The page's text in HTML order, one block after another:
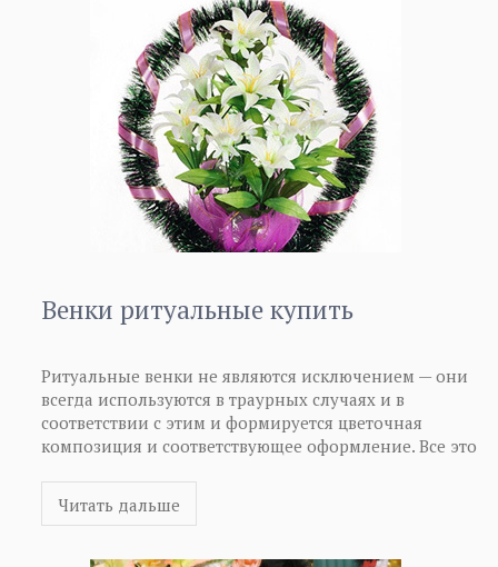
венки купить оптом. Как венки ритуальные купить
оптом, Вы можете узнать более подробную
информацию.
Венки ритуальные купить
Ритуальные венки не являются исключением — они
всегда используются в траурных случаях и в
соответствии с этим и формируется цветочная
композиция и соответствующее оформление. Все это
ритуальные купить сегодня достаточно просто, их
ритуальных магазинах, а также если интересует
Читать дальше